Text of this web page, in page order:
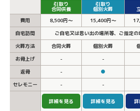
引取り
合同供養
引取り
個別火葬
費用
8,500円～ 15,400円～
自宅訪問
ご自宅又は思い出の場所等、ご指定の
火葬方法
合同火葬 個別火葬
お骨上げ
- -
返骨
- ●
セレモニー
- -
詳細を見る 詳細を見る 詳